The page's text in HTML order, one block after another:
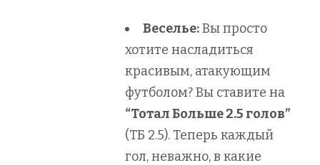
Веселье:Вы просто
хотите насладиться
красивым, атакующим
футболом? Вы ставите на
“Тотал Больше 2.5 голов”
(ТБ 2.5). Теперь каждый
гол, неважно, в какие